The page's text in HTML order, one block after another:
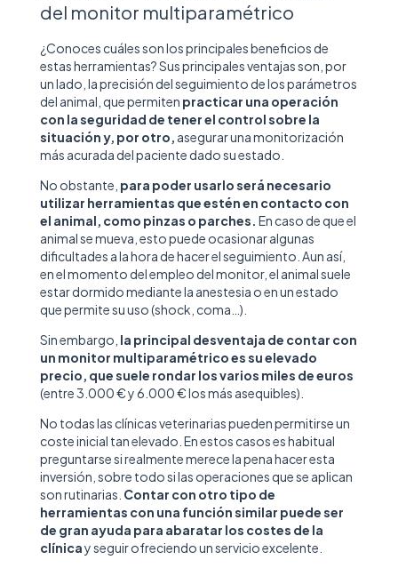
del monitor multiparamétrico
¿Conoces cuáles son los principales beneficios de
estas herramientas? Sus principales ventajas son, por
un lado, la precisión del seguimiento de los parámetros
del animal, que permiten practicar una operación
con la seguridad de tener el control sobre la
situación y, por otro, asegurar una monitorización
más acurada del paciente dado su estado.
No obstante, para poder usarlo será necesario
utilizar herramientas que estén en contacto con
el animal, como pinzas o parches. En caso de que el
animal se mueva, esto puede ocasionar algunas
dificultades a la hora de hacer el seguimiento. Aun así,
en el momento del empleo del monitor, el animal suele
estar dormido mediante la anestesia o en un estado
que permite su uso (shock, coma…).
Sin embargo, la principal desventaja de contar con
un monitor multiparamétrico es su elevado
precio, que suele rondar los varios miles de euros
(entre 3.000 € y 6.000 € los más asequibles).
No todas las clínicas veterinarias pueden permitirse un
coste inicial tan elevado. En estos casos es habitual
preguntarse si realmente merece la pena hacer esta
inversión, sobre todo si las operaciones que se aplican
son rutinarias. Contar con otro tipo de
herramientas con una función similar puede ser
de gran ayuda para abaratar los costes de la
clínicay seguir ofreciendo un servicio excelente.